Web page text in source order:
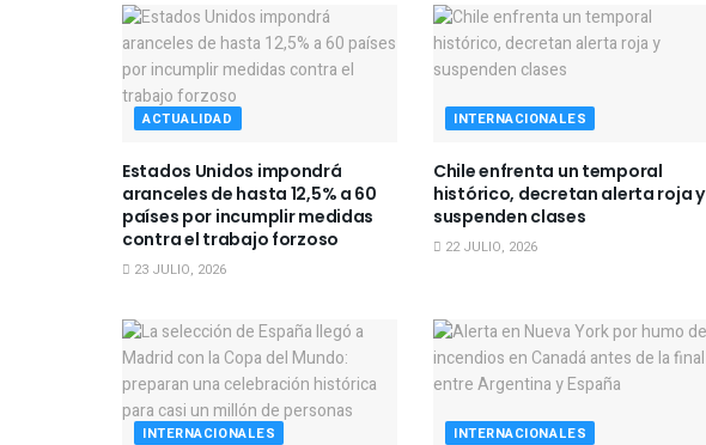
ACTUALIDAD
Estados Unidos impondrá
aranceles de hasta 12,5% a 60
países por incumplir medidas
contra el trabajo forzoso
23 JULIO, 2026
INTERNACIONALES
Chile enfrenta un temporal
histórico, decretan alerta roja y
suspenden clases
22 JULIO, 2026
INTERNACIONALES INTERNACIONALES